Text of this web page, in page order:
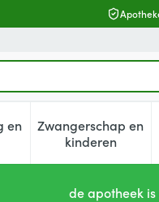
verzorging en
en
voor Dieet,
Zwangerschap en
kinderen
Toon
de apotheek